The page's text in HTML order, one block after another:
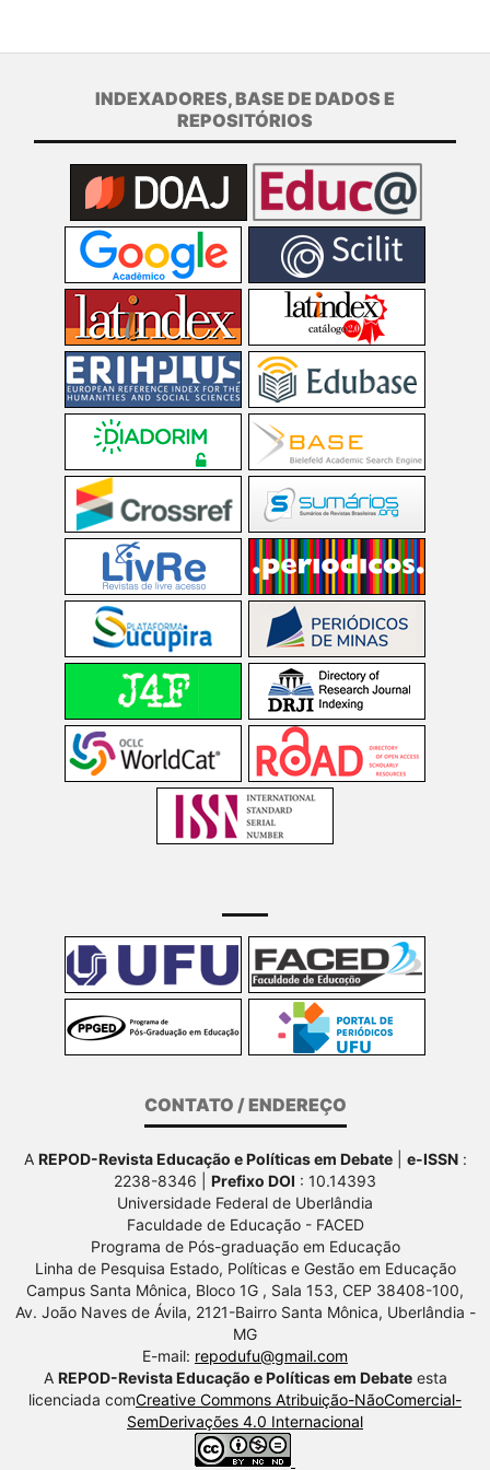
INDEXADORES, BASE DE DADOS E
REPOSITÓRIOS
CONTATO / ENDEREÇO
A REPOD-Revista Educação e Políticas em Debate| e-ISSN:
2238-8346 | Prefixo DOI : 10.14393
Universidade Federal de Uberlândia
Faculdade de Educação - FACED
Programa de Pós-graduação em Educação
Linha de Pesquisa Estado, Políticas e Gestão em Educação
Campus Santa Mônica, Bloco 1G , Sala 153, CEP 38408-100,
Av. João Naves de Ávila, 2121-Bairro Santa Mônica, Uberlândia -
MG
E-mail: repodufu@gmail.com
A REPOD-Revista Educação e Políticas em Debateesta
licenciada comCreative Commons Atribuição-NãoComercial-
SemDerivações 4.0 Internacional